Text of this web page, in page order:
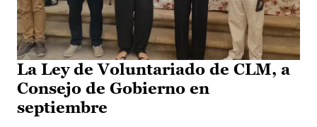
La Ley de Voluntariado de CLM, a
Consejo de Gobierno en
septiembre